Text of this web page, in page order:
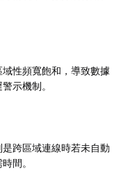
性頻寬飽和，導致數據
示機制。
跨區域連線時若未自動
間。